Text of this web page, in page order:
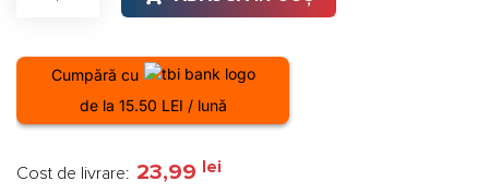
Cumpără cu
de la 15.50 LEI / lună
Cost de livrare: 23,99 lei